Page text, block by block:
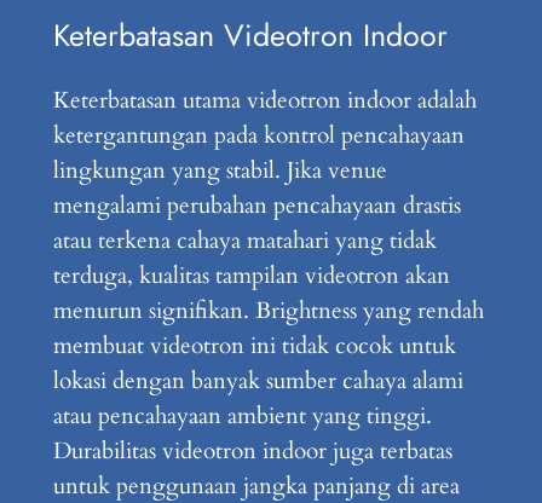
Keterbatasan Videotron Indoor
Keterbatasan utama videotron indoor adalah
ketergantungan pada kontrol pencahayaan
lingkungan yang stabil. Jika venue
mengalami perubahan pencahayaan drastis
atau terkena cahaya matahari yang tidak
terduga, kualitas tampilan videotron akan
menurun signifikan. Brightness yang rendah
membuat videotron ini tidak cocok untuk
lokasi dengan banyak sumber cahaya alami
atau pencahayaan ambient yang tinggi.
Durabilitas videotron indoor juga terbatas
untuk penggunaan jangka panjang di area